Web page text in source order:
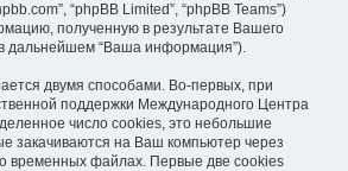
“phpBB Limited”, “phpBB Teams”)
полученную в результате Вашего
дальнейшем “Ваша информация”).
двумя способами. Во-первых, при
поддержки Международного Центра
число cookies, это небольшие
закачиваются на Ваш компьютер через
временных файлах. Первые две cookies